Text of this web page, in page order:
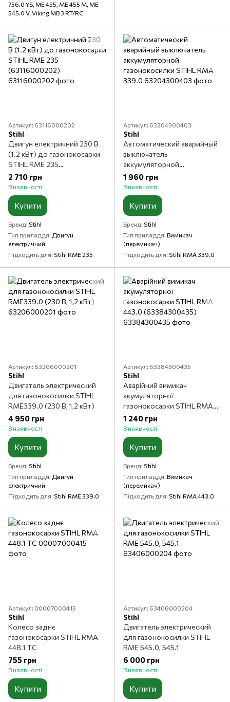
756.0 YS, ME 455, ME 455 M, ME
545.0 V, Viking MB 3 RT/RC
Артикул: 63116000202
Stihl
Двигун електричний 230 В
(1.2 кВт) до газонокосарки
STIHL RME 235
(63116000202)
2 710 грн
В наявності
Купити
Бренд Stihl
Тип приладдя Двигун
електричний
Підходить для Stihl RME 235
Артикул: 63204300403
Stihl
Автоматический аварийный
выключатель
аккумуляторной
газонокосилки STIHL RMA
339.0
1 960 грн
В наявності
Купити
Бренд Stihl
Тип приладдя Вимикач
(перемикач)
Підходить для Stihl RMA 339.0
Артикул: 63206000201
Stihl
Двигатель электрический
для газонокосилки STIHL
RME339.0 (230 В, 1,2 кВт)
4 950 грн
В наявності
Купити
Бренд Stihl
Тип приладдя Двигун
електричний
Підходить для Stihl RME 339.0
Артикул: 63384300435
Stihl
Аварійний вимикач
акумуляторної
газонокосарки STIHL RMA
443.0 (63384300435)
1 240 грн
В наявності
Купити
Бренд Stihl
Тип приладдя Вимикач
(перемикач)
Підходить для Stihl RMA 443.0
Артикул: 00007000415
Stihl
Колесо заднє
газонокосарки STIHL RMA
448.1 TC
755 грн
В наявності
Купити
Артикул: 63406000204
Stihl
Двигатель электрический
для газонокосилки STIHL
RME 545.0, 545.1
6 000 грн
В наявності
Купити